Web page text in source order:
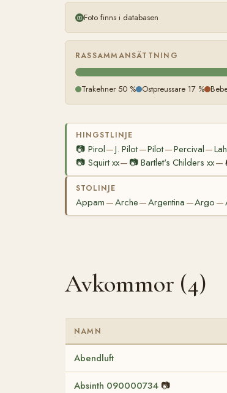
Foto finns i databasen
RASSAMMANSÄTTNING
Trakehner 50 % Ostpreussare 17 %
HINGSTLINJE
📷 Pirol—J. Pilot—Pilot—Percival—
📷 Squirt xx— 📷Bartlet's Childers xx—
STOLINJE
Appam —Arche—Argentina —Argo —
Avkommor (4)
NAMN
Abendluft
Absinth 090000734 📷